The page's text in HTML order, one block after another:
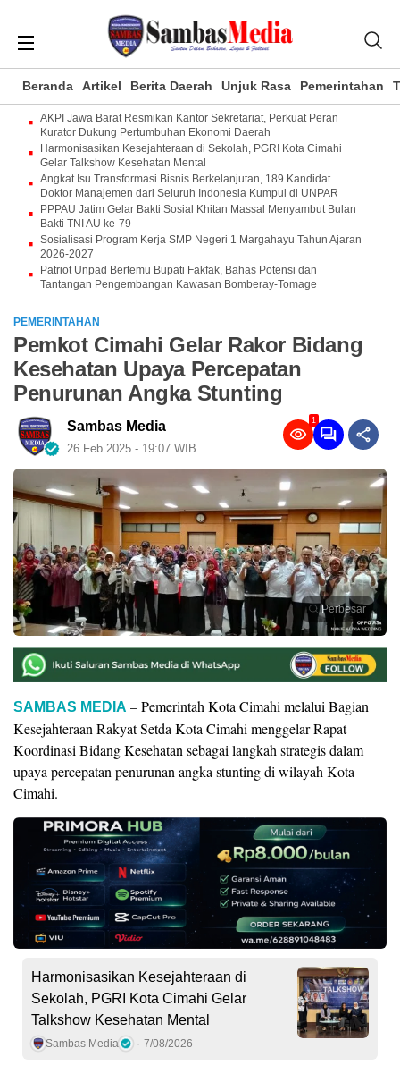
Beranda Artikel Berita Daerah Unjuk Rasa Pemerintahan
AKPI Jawa Barat Resmikan Kantor Sekretariat, Perkuat Peran
Kurator Dukung Pertumbuhan Ekonomi Daerah
Harmonisasikan Kesejahteraan di Sekolah, PGRI Kota Cimahi
Gelar Talkshow Kesehatan Mental
Angkat Isu Transformasi Bisnis Berkelanjutan, 189 Kandidat
Doktor Manajemen dari Seluruh Indonesia Kumpul di UNPAR
PPPAU Jatim Gelar Bakti Sosial Khitan Massal Menyambut Bulan
Bakti TNI AU ke-79
Sosialisasi Program Kerja SMP Negeri 1 Margahayu Tahun Ajaran
2026-2027
Patriot Unpad Bertemu Bupati Fakfak, Bahas Potensi dan
Tantangan Pengembangan Kawasan Bomberay-Tomage
PEMERINTAHAN
Pemkot Cimahi Gelar Rakor Bidang
Kesehatan Upaya Percepatan
Penurunan Angka Stunting
Sambas Media
26 Feb 2025 - 19:07 WIB
1
Perbesar
SAMBAS MEDIA – Pemerintah Kota Cimahi melalui Bagian
Kesejahteraan Rakyat Setda Kota Cimahi menggelar Rapat
Koordinasi Bidang Kesehatan sebagai langkah strategis dalam
upaya percepatan penurunan angka stunting di wilayah Kota
Cimahi.
Harmonisasikan Kesejahteraan di
Sekolah, PGRI Kota Cimahi Gelar
Talkshow Kesehatan Mental
Sambas Media 7/08/2026